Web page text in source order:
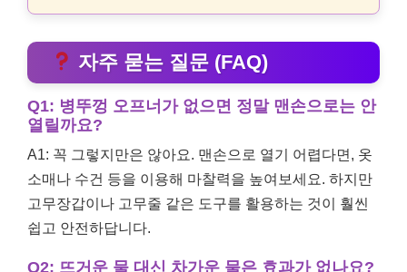
자주 묻는 질문 (FAQ)
Q1: 병뚜껑 오프너가 없으면 정말 맨손으로는 안
열릴까요?
A1: 꼭 그렇지만은 않아요. 맨손으로 열기 어렵다면, 옷
소매나 수건 등을 이용해 마찰력을 높여보세요. 하지만
고무장갑이나 고무줄 같은 도구를 활용하는 것이 훨씬
쉽고 안전하답니다.
Q2: 뜨거운 물 대신 차가운 물은 효과가 없나요?